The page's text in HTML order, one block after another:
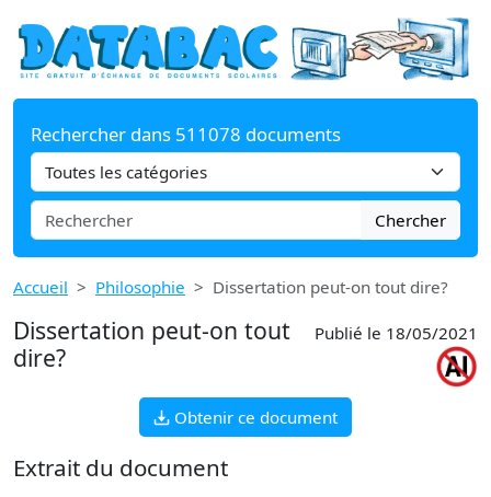
Rechercher dans 511078 documents
Chercher
Accueil Philosophie Dissertation peut-on tout dire?
Dissertation peut-on tout
dire?
Publié le 18/05/2021
Obtenir ce document
Extrait du document